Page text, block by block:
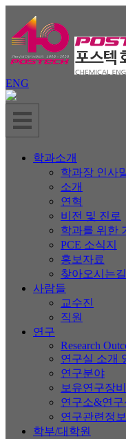
ENG
학과소개
학과장 인사
소개
연혁
비전 및 진로
학과를 위한
PCE 소식지
홍보자료
찾아오시는길
사람들
교수진
직원
연구
Research
연구실 소개
연구분야
보유연구장비
연구소&연구
연구관련정
학부/대학원